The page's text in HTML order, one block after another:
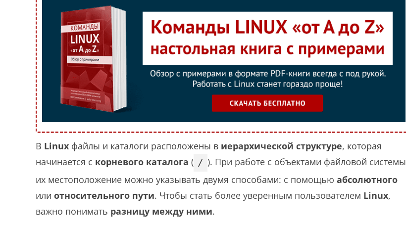
В Linux файлы и каталоги расположены в иерархической структуре, которая
начинается с корневого каталога ( / ). При работе с объектами файловой системы
их местоположение можно указывать двумя способами: с помощью абсолютного
или относительного пути. Чтобы стать более уверенным пользователем Linux,
важно понимать разницу между ними.